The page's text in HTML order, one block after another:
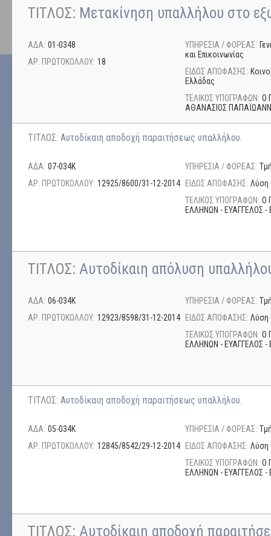
ΤΙΤΛΟΣ: Μετακίνηση υπαλλήλου στο
ΑΔΑ: 01-0348
ΑΡ. ΠΡΩΤΟΚΟΛΛΟΥ: 18
ΥΠΗΡΕΣΙΑ / ΦΟΡΕΑΣ:
και Επικοινωνίας
ΕΙΔΟΣ ΑΠΟΦΑΣΗΣ:
Ελλάδας
ΤΕΛΙΚΟΣ ΥΠΟΓΡΑΦΩΝ: Ο
ΑΘΑΝΑΣΙΟΣ
ΤΙΤΛΟΣ: Αυτοδίκαιη αποδοχή παραιτήσεως υπαλλήλου.
ΑΔΑ: 07-034Κ
ΑΡ. ΠΡΩΤΟΚΟΛΛΟΥ: 12925/8600/31-12-2014
ΥΠΗΡΕΣΙΑ / ΦΟΡΕΑΣ:
ΕΙΔΟΣ ΑΠΟΦΑΣΗΣ: Λύση
ΤΕΛΙΚΟΣ ΥΠΟΓΡΑΦΩΝ: Ο
ΕΛΛΗΝΩΝ - ΕΥΑΓΓΕΛΟΣ -
ΤΙΤΛΟΣ: Αυτοδίκαιη απόλυση
ΑΔΑ: 06-034Κ
ΑΡ. ΠΡΩΤΟΚΟΛΛΟΥ: 12923/8598/31-12-2014
ΥΠΗΡΕΣΙΑ / ΦΟΡΕΑΣ:
ΕΙΔΟΣ ΑΠΟΦΑΣΗΣ: Λύση
ΤΕΛΙΚΟΣ ΥΠΟΓΡΑΦΩΝ: Ο
ΕΛΛΗΝΩΝ - ΕΥΑΓΓΕΛΟΣ -
ΤΙΤΛΟΣ: Αυτοδίκαιη αποδοχή παραιτήσεως υπαλλήλου.
ΑΔΑ: 05-034Κ
ΑΡ. ΠΡΩΤΟΚΟΛΛΟΥ: 12845/8542/29-12-2014
ΥΠΗΡΕΣΙΑ / ΦΟΡΕΑΣ:
ΕΙΔΟΣ ΑΠΟΦΑΣΗΣ: Λύση
ΤΕΛΙΚΟΣ ΥΠΟΓΡΑΦΩΝ: Ο
ΕΛΛΗΝΩΝ - ΕΥΑΓΓΕΛΟΣ -
ΤΙΤΛΟΣ: Αυτοδίκαιη αποδοχή